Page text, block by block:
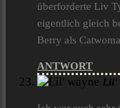
überforderte Liv
eigentlich gleich
Berry als
ANTWORT
Lil'